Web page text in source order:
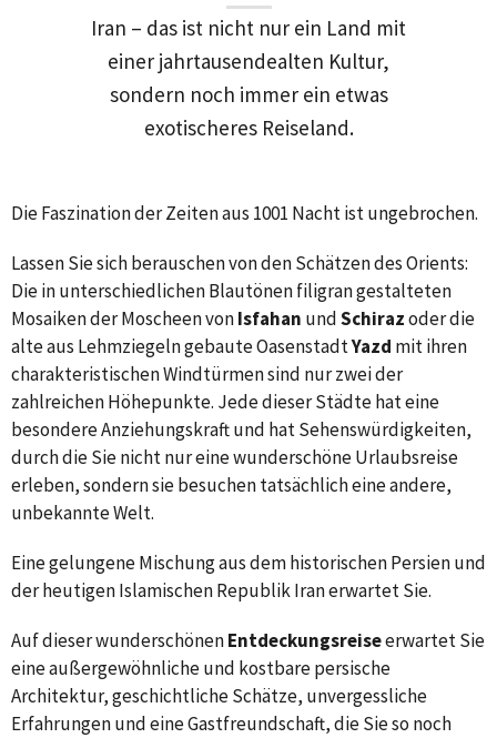
Iran – das ist nicht nur ein Land mit
einer jahrtausendealten Kultur,
sondern noch immer ein etwas
exotischeres Reiseland.
Die Faszination der Zeiten aus 1001 Nacht ist ungebrochen.
Lassen Sie sich berauschen von den Schätzen des Orients:
Die in unterschiedlichen Blautönen filigran gestalteten
Mosaiken der Moscheen vonIsfahan undSchirazoder die
alte aus Lehmziegeln gebaute OasenstadtYazd mit ihren
charakteristischen Windtürmen sind nur zwei der
zahlreichen Höhepunkte. Jede dieser Städte hat eine
besondere Anziehungskraft und hat Sehenswürdigkeiten,
durch die Sie nicht nur eine wunderschöne Urlaubsreise
erleben, sondern sie besuchen tatsächlich eine andere,
unbekannte Welt.
Eine gelungene Mischung aus dem historischen Persien und
der heutigen Islamischen Republik Iran erwartet Sie.
Auf dieser wunderschönenEntdeckungsreiseerwartet Sie
eine außergewöhnliche und kostbare persische
Architektur, geschichtliche Schätze, unvergessliche
Erfahrungen und eine Gastfreundschaft, die Sie so noch